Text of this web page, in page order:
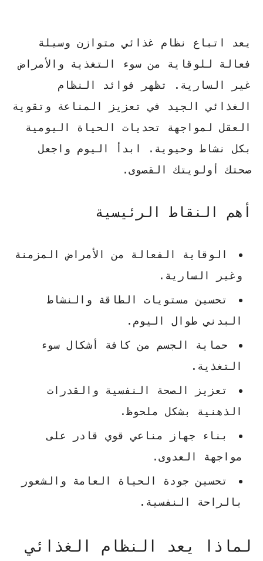
يعد اتباع نظام غذائيمتوازن وسيلة
فعالة للوقاية من سوء التغذية والأمراض
غير السارية. تظهر
فوائد النظام
الغذائيالجيد في تعزيز المناعة وتقوية
العقل لمواجهة تحديات الحياة اليومية
بكل نشاط وحيوية. ابدأ اليوم واجعل
صحتك أولويتك القصوى.
أهم النقاط الرئيسية
الوقاية الفعالة من الأمراض المزمنة
وغير السارية.
تحسين مستويات الطاقة والنشاط
البدني طوال اليوم.
حماية الجسم من كافة أشكال سوء
التغذية.
تعزيز الصحة النفسية والقدرات
الذهنية بشكل ملحوظ.
بناء جهاز مناعي قوي قادر على
مواجهة العدوى.
تحسين جودة الحياة العامة والشعور
بالراحة النفسية.
لماذا يعد النظام الغذائي